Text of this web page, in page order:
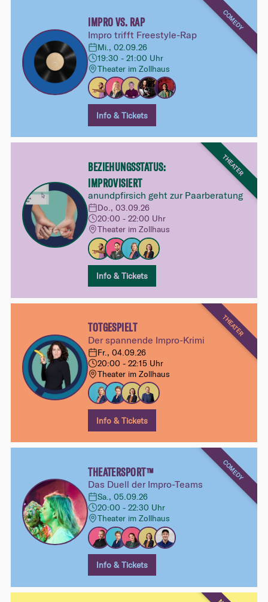
COMEDY
IMPRO VS. RAP
Impro trifft Freestyle-Rap
Mi., 02.09.26
19:30 - 21:00 Uhr
Theater im Zollhaus
Info & Tickets
THEATER
BEZIEHUNGSSTATUS:
IMPROVISIERT
anundpfirsich geht zur Paarberatung
Do., 03.09.26
20:00 - 22:00 Uhr
Theater im Zollhaus
Info & Tickets
THEATER
TOTGESPIELT
Der spannende Impro-Krimi
Fr., 04.09.26
20:00 - 22:15 Uhr
Theater im Zollhaus
Info & Tickets
COMEDY
THEATERSPORT™
Das Duell der Impro-Teams
Sa., 05.09.26
20:00 - 22:30 Uhr
Theater im Zollhaus
Info & Tickets